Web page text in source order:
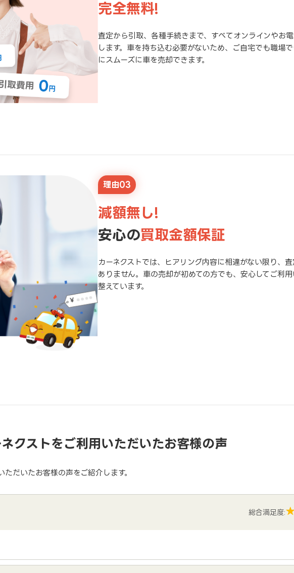
完全無料!
査定から引取、各種手続きまで、すべてオンラインやお
します。車を持ち込む必要がないため、ご自宅でも職場
にスムーズに車を売却できます。
理由03
減額無し!
安心の買取金額保証
カーネクストでは、ヒアリング内容に相違がない限り、
ありません。車の売却が初めての方でも、安心してご利
整えています。
クストをご利用いただいたお客様の声
だいたお客様の声をご紹介します。
総合満足度: